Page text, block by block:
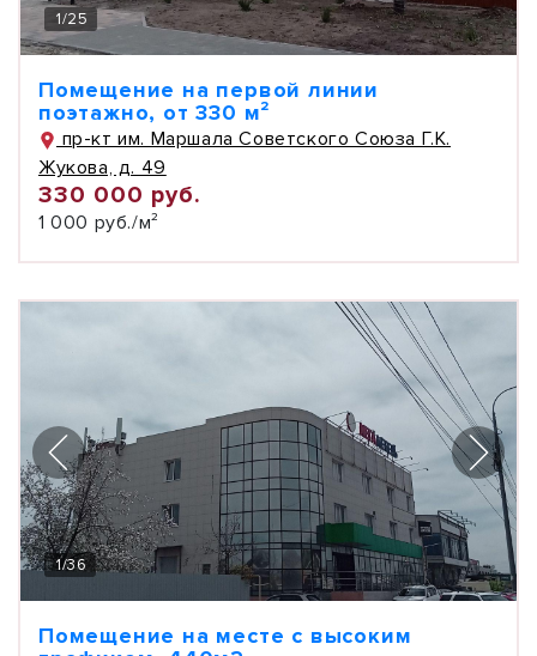
1/25
Помещение на первой линии
поэтажно, от 330 м²
пр-кт им. Маршала Советского Союза Г.К.
Жукова, д. 49
330 000 руб.
1 000 руб./м²
1/36
Помещение на месте с высоким